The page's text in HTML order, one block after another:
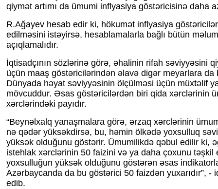
qiymət artımı da ümumi inflyasiya göstəricisinə daha
R.Ağayev hesab edir ki, hökumət inflyasiya
edilməsini istəyirsə, hesablamalarla bağlı bütün
açıqlamalıdır.
İqtisadçının sözlərinə görə, əhalinin rifah səviyyəsini
üçün maaş göstəricilərindən əlavə digər meyarlara da
Dünyada həyat səviyyəsinin ölçülməsi üçün müxtəlif
mövcuddur. Əsas göstəricilərdən biri qida xərclərinin
xərclərindəki payıdır.
“Beynəlxalq yanaşmalara görə, ərzaq xərclərinin
nə qədər yüksəkdirsə, bu, həmin ölkədə yoxsulluq
yüksək olduğunu göstərir. Ümumilikdə qəbul edilir ki,
istehlak xərclərinin 50 faizini və ya daha çoxunu təşkil
yoxsulluğun yüksək olduğunu göstərən əsas
Azərbaycanda da bu göstərici 50 faizdən yuxarıdır”, -
edib.